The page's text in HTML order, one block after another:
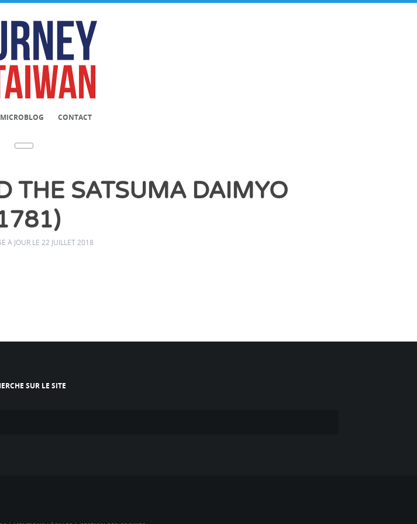
MICROBLOG CONTACT
THE SATSUMA DAIMYO
À JOUR LE 22 JUILLET 2018
SUR LE SITE